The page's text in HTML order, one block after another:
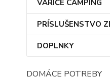
VARIČE CAMPING
PRÍSLUŠENSTVO
DOPLNKY
DOMÁCE POTREBY